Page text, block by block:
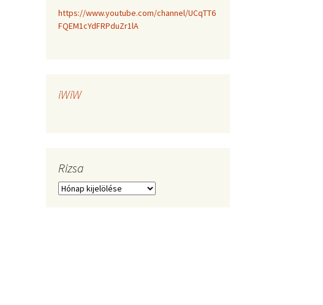
https://www.youtube.com/channel/UCqTT6
FQEM1cYdFRPduZr1lA
iWiW
Rizsa
Rizsa